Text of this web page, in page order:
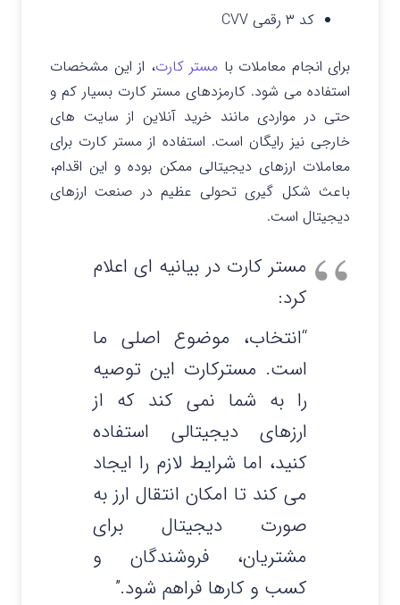
کد ۳ رقمی CVV
برای انجام معاملات با مستر کارت، از این مشخصات
استفاده می شود. کارمزدهای مستر کارت بسیار کم و
حتی در مواردی مانند خرید آنلاین از سایت های
خارجی نیز رایگان است. استفاده از مستر کارت برای
معاملات ارزهای دیجیتالی ممکن بوده و این اقدام،
باعث شکل گیری تحولی عظیم در صنعت ارزهای
دیجیتال است.
مستر کارت در بیانیه ای اعلام
کرد:
“انتخاب، موضوع اصلی ما
است. مسترکارت این توصیه
را به شما نمی کند که از
ارزهای دیجیتالی استفاده
کنید، اما شرایط لازم را ایجاد
می کند تا امکان انتقال ارز به
صورت دیجیتال برای
مشتریان، فروشندگان و
کسب و کارها فراهم شود.”